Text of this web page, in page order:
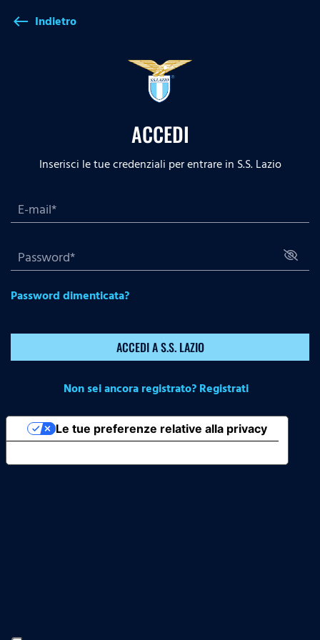
west Indietro
ACCEDI
Inserisci le tue credenziali per entrare in S.S. Lazio
Password dimenticata?
ACCEDI A S.S. LAZIO
Non sei ancora registrato? Registrati
Le tue preferenze relative alla privacy